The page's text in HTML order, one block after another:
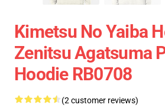
Kimetsu No Yaiba
Zenitsu Agatsuma
Hoodie RB0708
(2 customer reviews)